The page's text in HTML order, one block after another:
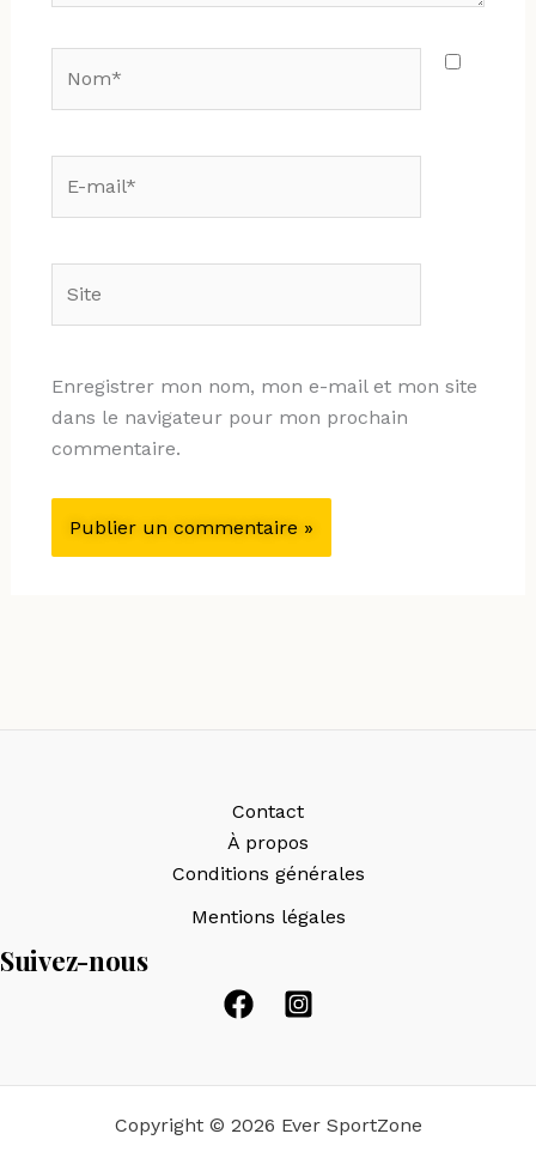
mail*
Enregistrer mon nom, mon e-mail et mon site
dans le navigateur pour mon prochain
commentaire.
Contact
À propos
Conditions générales
Mentions légales
Suivez-nous
Copyright © 2026 Ever SportZone